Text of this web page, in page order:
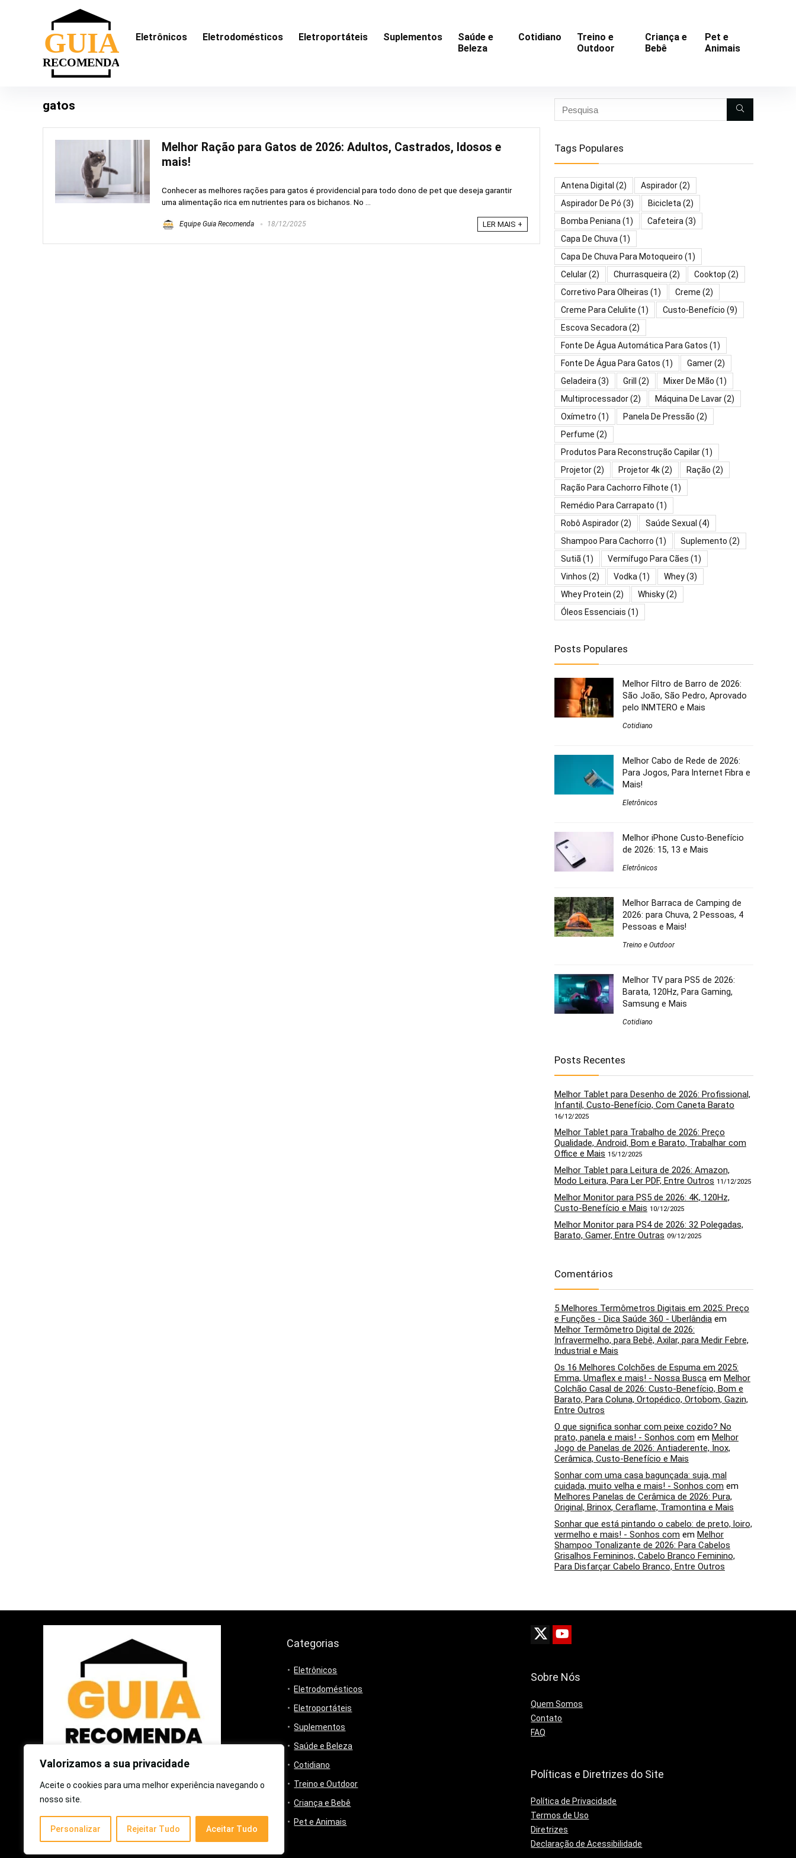
Valorizamos a sua privacidade
Aceite o cookies para uma melhor experiência navegando o
nosso site.
Personalizar Rejeitar Tudo Aceitar Tudo
Eletrônicos Eletrodomésticos Eletroportáteis Suplementos
Saúde e
Beleza
Cotidiano
Treino e
Outdoor
Criança e
Bebê
Pet e
Animais
gatos
Melhor Ração para Gatos de 2026: Adultos, Castrados, Idosos e
mais!
Conhecer as melhores rações para gatos é providencial para todo dono de pet que deseja garantir
uma alimentação rica em nutrientes para os bichanos. No ...
Equipe Guia Recomenda 18/12/2025 LER MAIS +
Tags Populares
Antena Digital (2) Aspirador(2)
Aspirador De Pó (3) Bicicleta (2)
Bomba Peniana (1) Cafeteira (3)
Capa De Chuva (1)
Capa De Chuva Para Motoqueiro (1)
Celular(2) Churrasqueira (2) Cooktop (2)
Corretivo Para Olheiras (1) Creme (2)
Creme Para Celulite (1) Custo-Benefício (9)
Escova Secadora (2)
Fonte De Água Automática Para Gatos (1)
Fonte De Água Para Gatos (1) Gamer(2)
Geladeira (3) Grill (2) Mixer De Mão (1)
Multiprocessador(2) Máquina De Lavar(2)
Oxímetro (1) Panela De Pressão (2)
Perfume (2)
Produtos Para Reconstrução Capilar(1)
Projetor(2) Projetor 4k(2) Ração (2)
Ração Para Cachorro Filhote (1)
Remédio Para Carrapato (1)
Robô Aspirador(2) Saúde Sexual (4)
Shampoo Para Cachorro (1) Suplemento (2)
Sutiã (1) Vermífugo Para Cães (1)
Vinhos (2) Vodka (1) Whey(3)
Whey Protein (2) Whisky(2)
Óleos Essenciais (1)
Posts Populares
Melhor Filtro de Barro de 2026:
São João, São Pedro, Aprovado
pelo INMTERO e Mais
Cotidiano
Melhor Cabo de Rede de 2026:
Para Jogos, Para Internet Fibra e
Mais!
Eletrônicos
Melhor iPhone Custo-Benefício
de 2026: 15, 13 e Mais
Eletrônicos
Melhor Barraca de Camping de
2026: para Chuva, 2 Pessoas, 4
Pessoas e Mais!
Treino e Outdoor
Melhor TV para PS5 de 2026:
Barata, 120Hz, Para Gaming,
Samsung e Mais
Cotidiano
Posts Recentes
Melhor Tablet para Desenho de 2026: Profissional,
Infantil, Custo-Benefício, Com Caneta Barato
16/12/2025
Melhor Tablet para Trabalho de 2026: Preço
Qualidade, Android, Bom e Barato, Trabalhar com
Office e Mais 15/12/2025
Melhor Tablet para Leitura de 2026: Amazon,
Modo Leitura, Para Ler PDF, Entre Outros 11/12/2025
Melhor Monitor para PS5 de 2026: 4K, 120Hz,
Custo-Benefício e Mais 10/12/2025
Melhor Monitor para PS4 de 2026: 32 Polegadas,
Barato, Gamer, Entre Outras 09/12/2025
Comentários
5 Melhores Termômetros Digitais em 2025: Preço
e Funções - Dica Saúde 360 - Uberlândia em
Melhor Termômetro Digital de 2026:
Infravermelho, para Bebê, Axilar, para Medir Febre,
Industrial e Mais
Os 16 Melhores Colchões de Espuma em 2025:
Emma, Umaflex e mais! - Nossa Busca em Melhor
Colchão Casal de 2026: Custo-Benefício, Bom e
Barato, Para Coluna, Ortopédico, Ortobom, Gazin,
Entre Outros
O que significa sonhar com peixe cozido? No
prato, panela e mais! - Sonhos com em Melhor
Jogo de Panelas de 2026: Antiaderente, Inox,
Cerâmica, Custo-Benefício e Mais
Sonhar com uma casa bagunçada: suja, mal
cuidada, muito velha e mais! - Sonhos com em
Melhores Panelas de Cerâmica de 2026: Pura,
Original, Brinox, Ceraflame, Tramontina e Mais
Sonhar que está pintando o cabelo: de preto, loiro,
vermelho e mais! - Sonhos com em Melhor
Shampoo Tonalizante de 2026: Para Cabelos
Grisalhos Femininos, Cabelo Branco Feminino,
Para Disfarçar Cabelo Branco, Entre Outros
2025 © Guia Recomenda | Todos os Direitos Reservados
Programa de Afiliados Mercado Livre, somos remunerados
pelas compras qualificadas efetuadas.
Categorias
Eletrônicos
Eletrodomésticos
Eletroportáteis
Suplementos
Saúde e Beleza
Cotidiano
Treino e Outdoor
Criança e Bebê
Pet e Animais
Sobre Nós
Quem Somos
Contato
FAQ
Políticas e Diretrizes do Site
Política de Privacidade
Termos de Uso
Diretrizes
Declaração de Acessibilidade